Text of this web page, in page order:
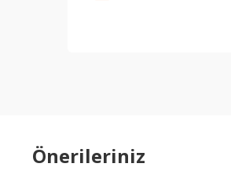
Önerileriniz